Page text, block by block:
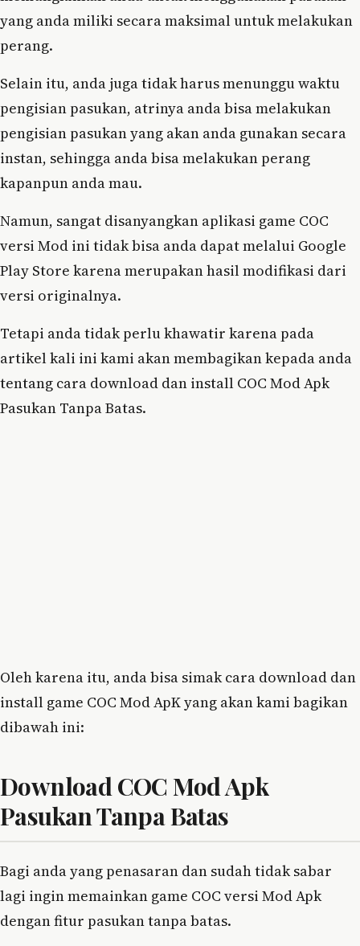
yang anda miliki secara maksimal untuk melakukan
perang.
Selain itu, anda juga tidak harus menunggu waktu
pengisian pasukan, atrinya anda bisa melakukan
pengisian pasukan yang akan anda gunakan secara
instan, sehingga anda bisa melakukan perang
kapanpun anda mau.
Namun, sangat disanyangkan aplikasi game COC
versi Mod ini tidak bisa anda dapat melalui Google
Play Store karena merupakan hasil modifikasi dari
versi originalnya.
Tetapi anda tidak perlu khawatir karena pada
artikel kali ini kami akan membagikan kepada anda
tentang cara download dan install COC Mod Apk
Pasukan Tanpa Batas.
Oleh karena itu, anda bisa simak cara download dan
install game COC Mod ApK yang akan kami bagikan
dibawah ini:
Download COC Mod Apk
Pasukan Tanpa Batas
Bagi anda yang penasaran dan sudah tidak sabar
lagi ingin memainkan game COC versi Mod Apk
dengan fitur pasukan tanpa batas.